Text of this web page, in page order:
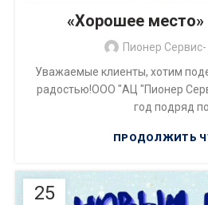
«Хорошее место»
Пионер
Уважаемые клиенты, хотим
радостью!ООО "АЦ "Пионер
год подряд
ПРОДОЛЖИТЬ
25